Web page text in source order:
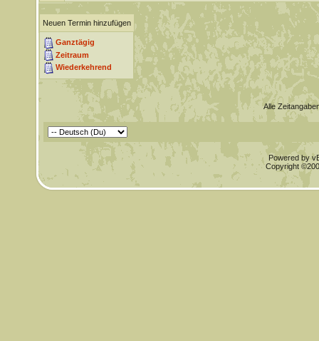
Neuen Termin hinzufügen
Ganztägig
Zeitraum
Wiederkehrend
Alle
Powered by
Copyright